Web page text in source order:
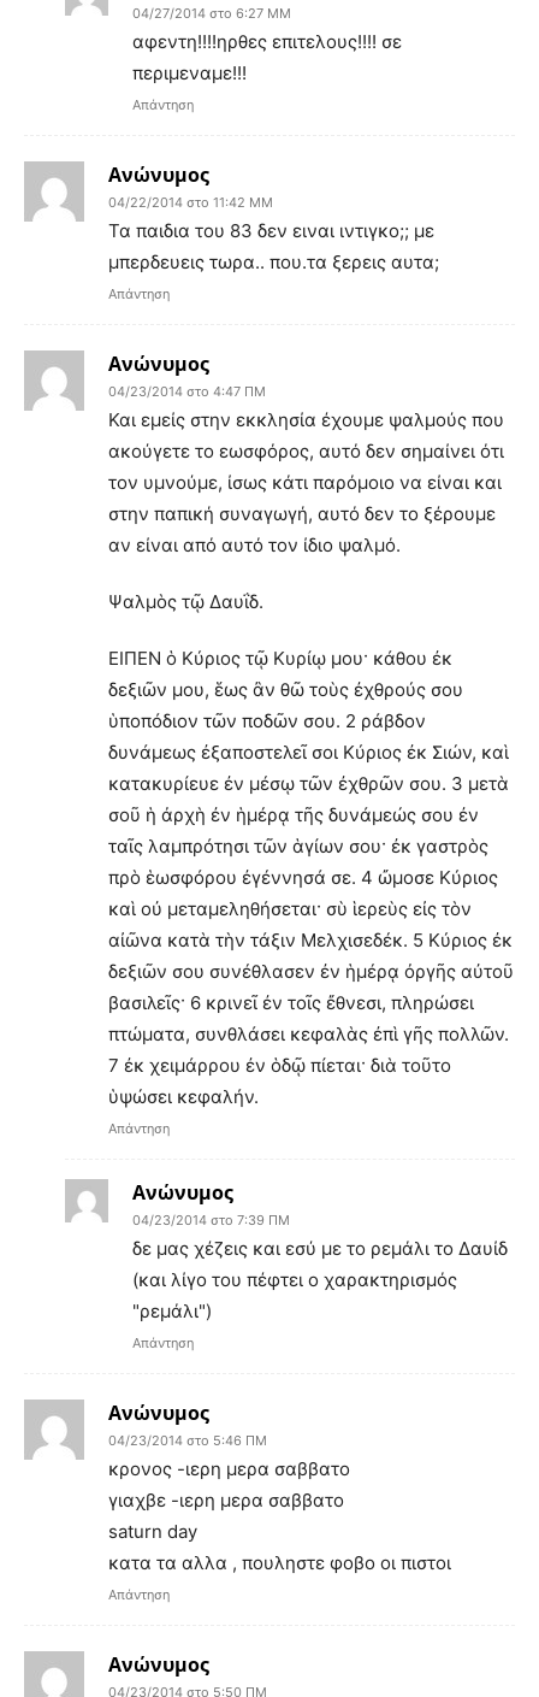
04/27/2014 στο 6:27 ΜΜ
αφεντη!!!!ηρθες επιτελους!!!! σε
περιμεναμε!!!
Απάντηση
Ανώνυμος
04/22/2014 στο 11:42 ΜΜ
Τα παιδια του 83 δεν ειναι ιντιγκο;; με
μπερδευεις τωρα.. που.τα ξερεις αυτα;
Απάντηση
Ανώνυμος
04/23/2014 στο 4:47 ΠΜ
Και εμείς στην εκκλησία έχουμε ψαλμούς που
ακούγετε το εωσφόρος, αυτό δεν σημαίνει ότι
τον υμνούμε, ίσως κάτι παρόμοιο να είναι και
στην παπική συναγωγή, αυτό δεν το ξέρουμε
αν είναι από αυτό τον ίδιο ψαλμό.
Ψαλμὸς τῷ Δαυΐδ.
ΕΙΠΕΝ ὁ Κύριος τῷ Κυρίῳ μου· κάθου ἐκ
δεξιῶν μου, ἕως ἂν θῶ τοὺς ἐχθρούς σου
ὑποπόδιον τῶν ποδῶν σου. 2 ράβδον
δυνάμεως ἐξαποστελεῖ σοι Κύριος ἐκ Σιών, καὶ
κατακυρίευε ἐν μέσῳ τῶν ἐχθρῶν σου. 3 μετὰ
σοῦ ἡ ἀρχὴ ἐν ἡμέρᾳ τῆς δυνάμεώς σου ἐν
ταῖς λαμπρότησι τῶν ἁγίων σου· ἐκ γαστρὸς
πρὸ ἑωσφόρου ἐγέννησά σε. 4 ὤμοσε Κύριος
καὶ οὐ μεταμεληθήσεται· σὺ ἱερεὺς εἰς τὸν
αἰῶνα κατὰ τὴν τάξιν Μελχισεδέκ. 5 Κύριος ἐκ
δεξιῶν σου συνέθλασεν ἐν ἡμέρᾳ ὀργῆς αὐτοῦ
βασιλεῖς· 6 κρινεῖ ἐν τοῖς ἔθνεσι, πληρώσει
πτώματα, συνθλάσει κεφαλὰς ἐπὶ γῆς πολλῶν.
7 ἐκ χειμάρρου ἐν ὁδῷ πίεται· διὰ τοῦτο
ὑψώσει κεφαλήν.
Απάντηση
Ανώνυμος
04/23/2014 στο 7:39 ΠΜ
δε μας χέζεις και εσύ με το ρεμάλι το Δαυίδ
(και λίγο του πέφτει ο χαρακτηρισμός
"ρεμάλι")
Απάντηση
Ανώνυμος
04/23/2014 στο 5:46 ΠΜ
κρονος -ιερη μερα σαββατο
γιαχβε -ιερη μερα σαββατο
saturn day
κατα τα αλλα , πουληστε φοβο οι πιστοι
Απάντηση
Ανώνυμος
04/23/2014 στο 5:50 ΠΜ